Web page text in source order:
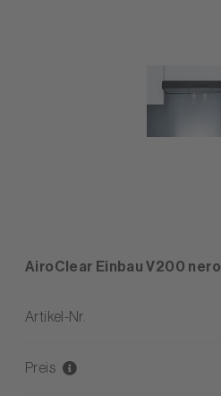
AiroClear Einbau V200 nero
Artikel-Nr.
Preis